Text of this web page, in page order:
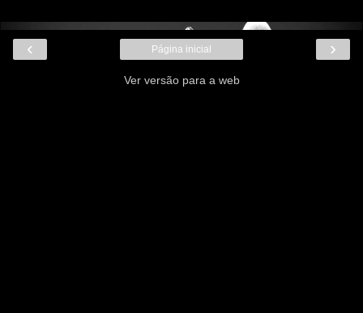
‹ ›
Página inicial
Ver versão para a web